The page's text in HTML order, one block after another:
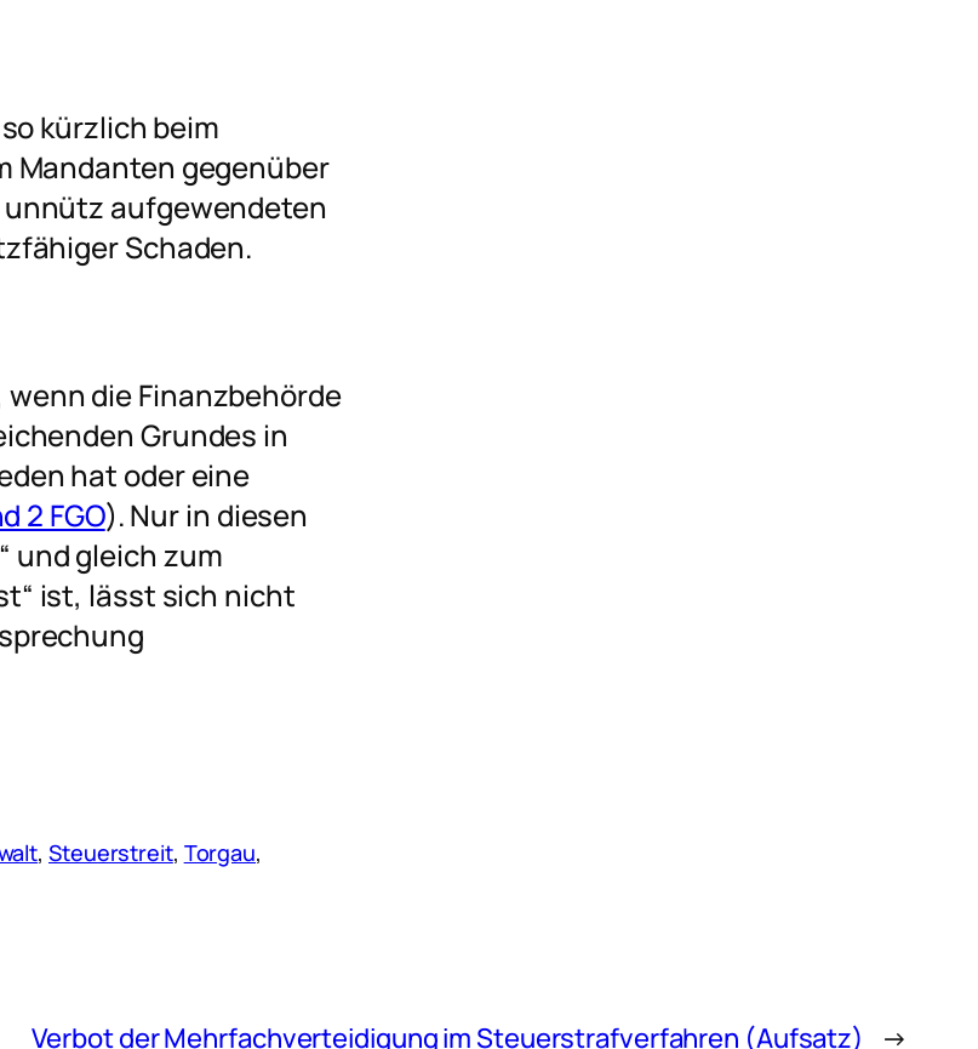
kürzlich beim
Mandanten gegenüber
aufgewendeten
Schaden.
die Finanzbehörde
Grundes in
hat oder eine
2 FGO). Nur in diesen
und gleich zum
ist, lässt sich nicht
, Steuerstreit, Torgau
Verbot der Mehrfachverteidigung im Steuerstrafverfahren (Aufsatz) →